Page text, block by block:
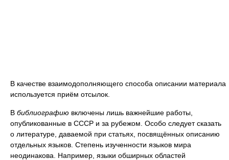
В качестве взаимодополняющего способа описании материала
используется приём отсылок.
В библиографию включены лишь важнейшие работы,
опубликованные в СССР и за рубежом. Особо следует сказать
о литературе, даваемой при статьях, посвящённых описанию
отдельных языков. Степень изученности языков мира
неодинакова. Например, языки обширных областей